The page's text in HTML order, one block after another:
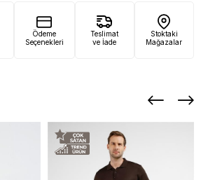
Ödeme
Seçenekleri
Teslimat
ve İade
Stoktaki
Mağazalar